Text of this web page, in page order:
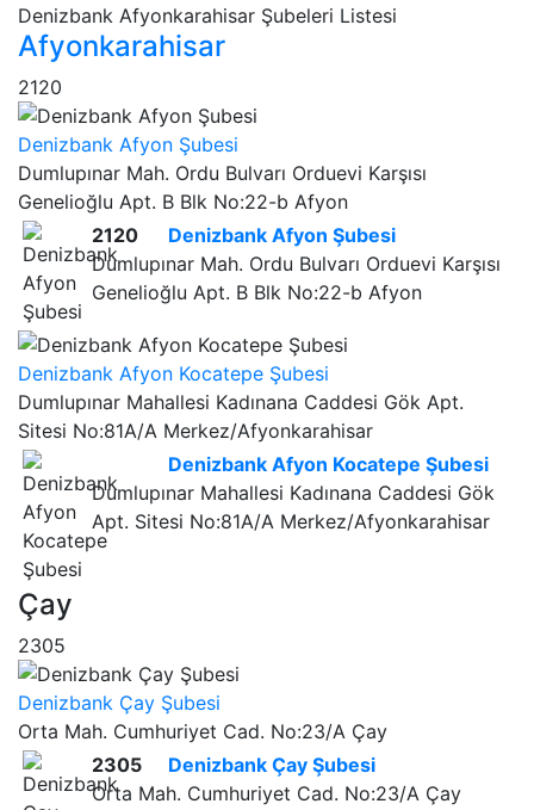
Denizbank Afyonkarahisar Şubeleri Listesi
Afyonkarahisar
2120
Denizbank Afyon Şubesi
Dumlupınar Mah. Ordu Bulvarı Orduevi Karşısı
Genelioğlu Apt. B Blk No:22-b Afyon
2120
Denizbank Afyon Şubesi
Dumlupınar Mah. Ordu Bulvarı Orduevi Karşısı
Genelioğlu Apt. B Blk No:22-b Afyon
Denizbank Afyon Kocatepe Şubesi
Dumlupınar Mahallesi Kadınana Caddesi Gök Apt.
Sitesi No:81A/A Merkez/Afyonkarahisar
Denizbank Afyon Kocatepe Şubesi
Dumlupınar Mahallesi Kadınana Caddesi Gök
Apt. Sitesi No:81A/A Merkez/Afyonkarahisar
Çay
2305
Denizbank Çay Şubesi
Orta Mah. Cumhuriyet Cad. No:23/A Çay
2305
Denizbank Çay Şubesi
Orta Mah. Cumhuriyet Cad. No:23/A Çay